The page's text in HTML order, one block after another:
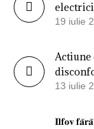
19 iulie
Actiune
13 iulie
𝐈𝐥𝐟𝐨𝐯